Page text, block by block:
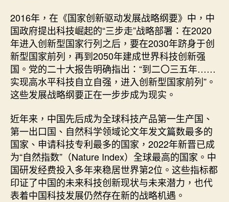
2016年，在《国家创新驱动发展战略纲要》中，中
国政府提出科技崛起的“三步走”战略部署：在2020
年进入创新型国家行列之后，要在2030年跻身于创
新型国家前列，再到2050年建成世界科技创新强
国。党的二十大报告明确指出：“到二〇三五年……
实现高水平科技自立自强，进入创新型国家前列”。
这些发展战略纲要正在一步步成为现实。
近年来，中国先后成为全球科技产品第一生产国、
第一出口国、自然科学领域论文年发文篇数最多的
国家、申请科技专利最多的国家，2022年新晋已成
为“自然指数”（Nature Index）全球最高的国家。中
国研发经费投入多年来稳居世界第2位。这些指标都
印证了中国的未来科技创新现状与未来潜力，也代
表着中国科技发展仍然存在新的战略机遇。